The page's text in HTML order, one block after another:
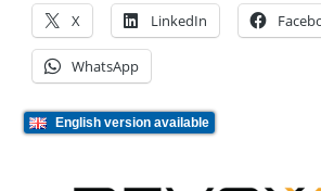
X LinkedIn
WhatsApp
English version available